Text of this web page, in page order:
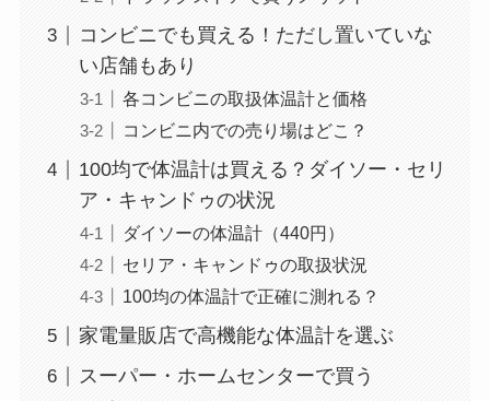
コンビニでも買える！ただし置いていな
い店舗もあり
各コンビニの取扱体温計と価格
コンビニ内での売り場はどこ？
100均で体温計は買える？ダイソー・セリ
ア・キャンドゥの状況
ダイソーの体温計（440円）
セリア・キャンドゥの取扱状況
100均の体温計で正確に測れる？
家電量販店で高機能な体温計を選ぶ
スーパー・ホームセンターで買う